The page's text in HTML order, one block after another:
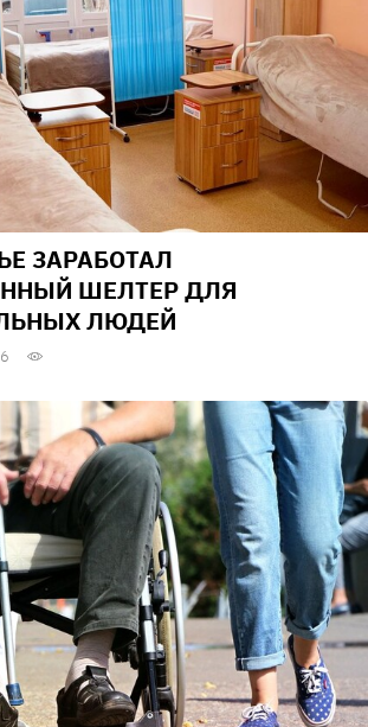
ЗАРАБОТАЛ
ШЕЛТЕР ДЛЯ
ЛЮДЕЙ